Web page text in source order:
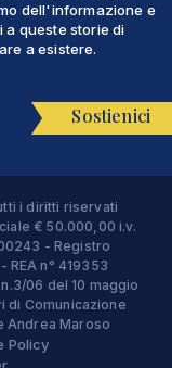
dell'informazione e
a queste storie di
a esistere.
Sostienici
i diritti riservati
€ 50.000,00 i.v.
- Registro
n° 419353
06 del 10 maggio
di Comunicazione
Andrea Maroso
Policy